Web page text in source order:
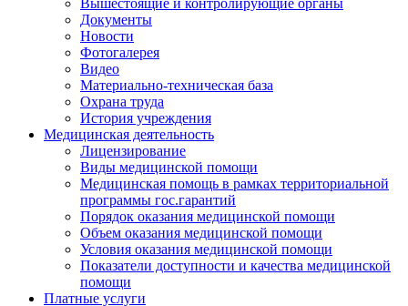
Вышестоящие и контролирующие органы
Документы
Новости
Фотогалерея
Видео
Материально-техническая база
Охрана труда
История учреждения
Медицинская деятельность
Лицензирование
Виды медицинской помощи
Медицинская помощь в рамках территориальной
программы гос.гарантий
Порядок оказания медицинской помощи
Объем оказания медицинской помощи
Условия оказания медицинской помощи
Показатели доступности и качества медицинской
помощи
Платные услуги